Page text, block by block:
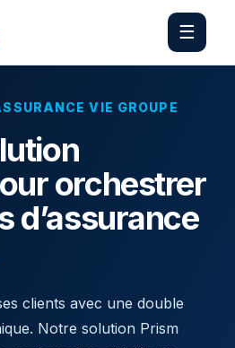
☰
VIE GROUPE
orchestrer
d’assurance
clients avec une double
Notre solution Prism